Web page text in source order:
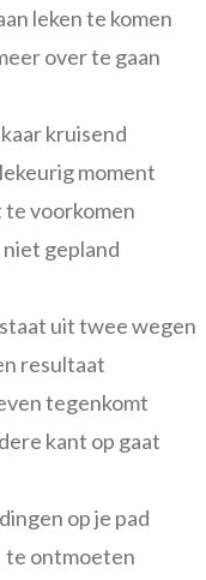
leken te komen
over te gaan
kruisend
moment
te voorkomen
niet gepland
uit twee wegen
resultaat
tegenkomt
kant op gaat
op je pad
te ontmoeten